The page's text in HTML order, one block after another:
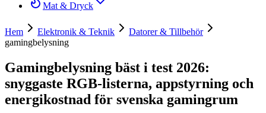
Mat & Dryck
Hem Elektronik & Teknik
Datorer & Tillbehör
gamingbelysning
Gamingbelysning bäst i test 2026:
snyggaste RGB-listerna, appstyrning och
energikostnad för svenska gamingrum